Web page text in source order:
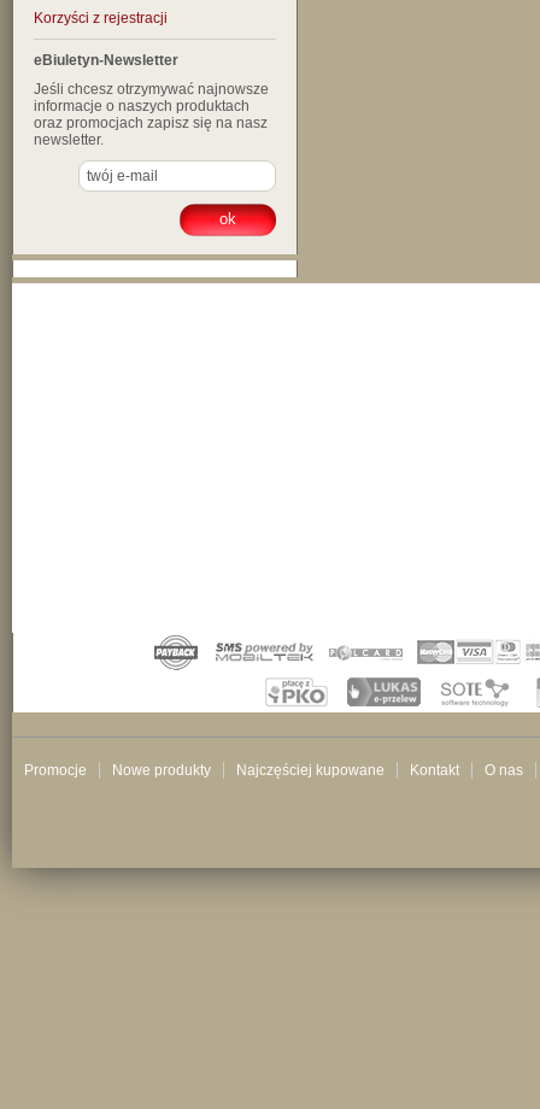
Korzyści z rejestracji
eBiuletyn-Newsletter
Jeśli chcesz otrzymywać najnowsze
informacje o naszych produktach
oraz promocjach zapisz się na nasz
newsletter.
Promocje Nowe produkty Najczęściej kupowane Kontakt O nas